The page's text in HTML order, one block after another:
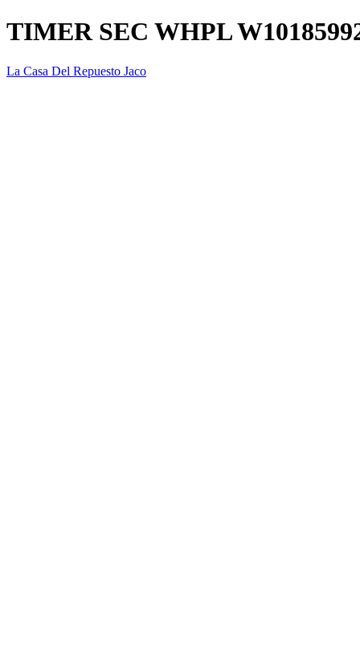
TIMER SEC WHPL
La Casa Del Repuesto Jaco